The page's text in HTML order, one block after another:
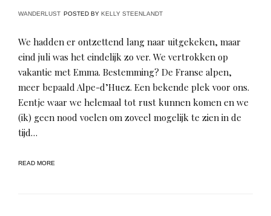
WANDERLUST POSTED BY KELLY STEENLANDT
We hadden er ontzettend lang naar uitgekeken, maar
eind juli was het eindelijk zo ver. We vertrokken op
vakantie met Emma. Bestemming? De Franse alpen,
meer bepaald Alpe-d’Huez. Een bekende plek voor ons.
Eentje waar we helemaal tot rust kunnen komen en we
(ik) geen nood voelen om zoveel mogelijk te zien in de
tijd…
READ MORE